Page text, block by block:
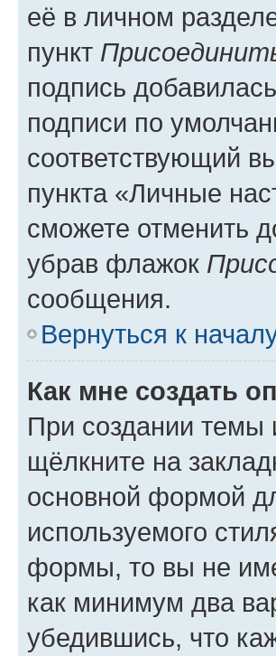
её в личном
пункт
подпись
подписи по
соответствующий
пункта «Личные
сможете отменить
убрав флажок
сообщения.
Вернуться к
Как мне создать
При создании темы
щёлкните на
основной формой
используемого
формы, то вы не
как минимум два
убедившись, что